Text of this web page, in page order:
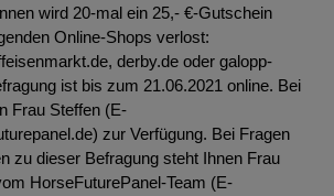
wird 20-mal ein 25,- €-Gutschein
Online-Shops verlost:
derby.de oder galopp-
ist bis zum 21.06.2021 online. Bei
Frau Steffen (E-
zur Verfügung. Bei Fragen
zu dieser Befragung steht Ihnen Frau
HorseFuturePanel-Team (E-